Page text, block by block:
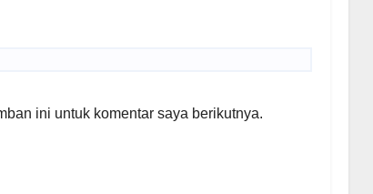
ini untuk komentar saya berikutnya.